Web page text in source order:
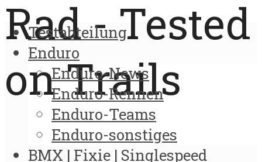
Rad - Tested
on Trails
Testabteilung
Enduro
Enduro-News
Enduro-Rennen
Enduro-Teams
Enduro-sonstiges
BMX | Fixie | Singlespeed